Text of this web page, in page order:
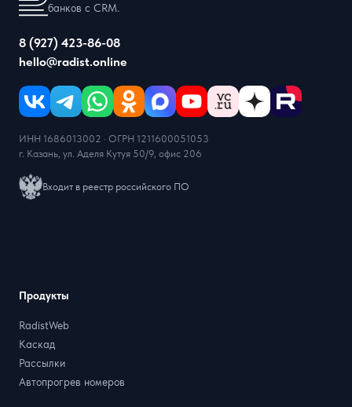
банков с CRM.
8 (927) 423-86-08
hello@radist.online
ИНН 1686013002 · ОГРН 1211600051053
г. Казань, ул. Аделя Кутуя 50/9, офис 206
Входит в реестр российского ПО
Продукты
RadistWeb
Каскад
Рассылки
Автопрогрев номеров